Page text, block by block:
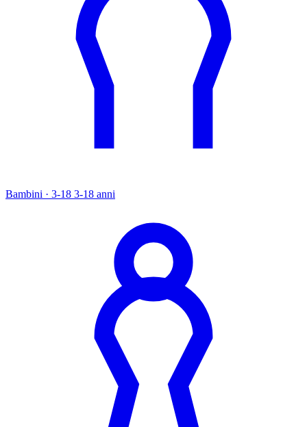
Bambini · 3-18 3-18 anni